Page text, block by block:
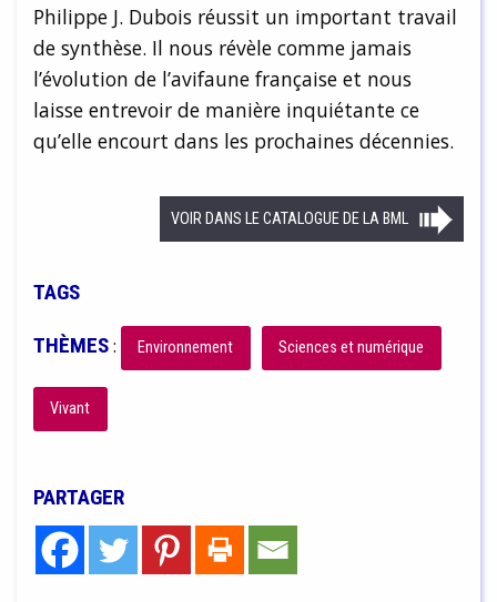
Philippe J. Dubois réussit un important travail
de synthèse. Il nous révèle comme jamais
l’évolution de l’avifaune française et nous
laisse entrevoir de manière inquiétante ce
qu’elle encourt dans les prochaines décennies.
VOIR DANS LE CATALOGUE DE LA BML
TAGS
THÈMES: Environnement Sciences et numérique
Vivant
PARTAGER